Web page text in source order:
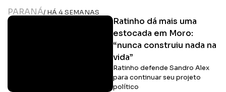
PARANÁ/ HÁ 4 SEMANAS
Ratinho dá mais uma
estocada em Moro:
“nunca construiu nada na
vida”
Ratinho defende Sandro Alex
para continuar seu projeto
político